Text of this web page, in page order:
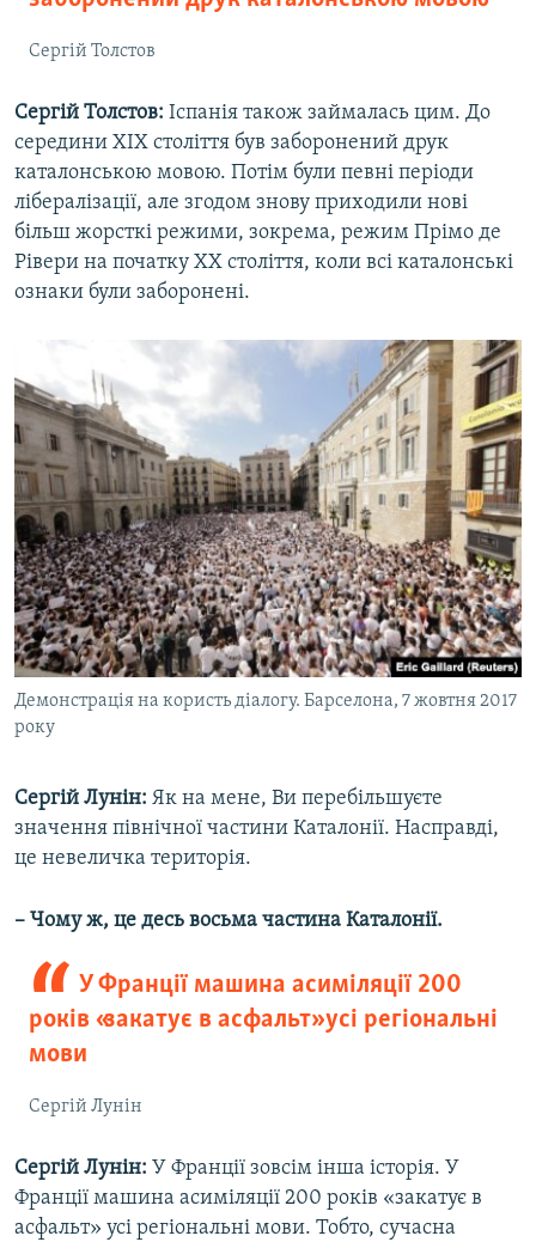
Сергій Толстов
Сергій Толстов: Іспанія також займалась цим. До
середини ХІХ століття був заборонений друк
каталонською мовою. Потім були певні періоди
лібералізації, але згодом знову приходили нові
більш жорсткі режими, зокрема, режим Прімо де
Рівери на початку ХХ століття, коли всі каталонські
ознаки були заборонені.
Демонстрація на користь діалогу. Барселона, 7 жовтня 2017
року
Сергій Лунін: Як на мене, Ви перебільшуєте
значення північної частини Каталонії. Насправді,
це невеличка територія.
– Чому ж, це десь восьма частина Каталонії.
У Франції машина асиміляції 200
років «закатує в асфальт» усі регіональні
мови
Сергій Лунін
Сергій Лунін: У Франції зовсім інша історія. У
Франції машина асиміляції 200 років «закатує в
асфальт» усі регіональні мови. Тобто, сучасна